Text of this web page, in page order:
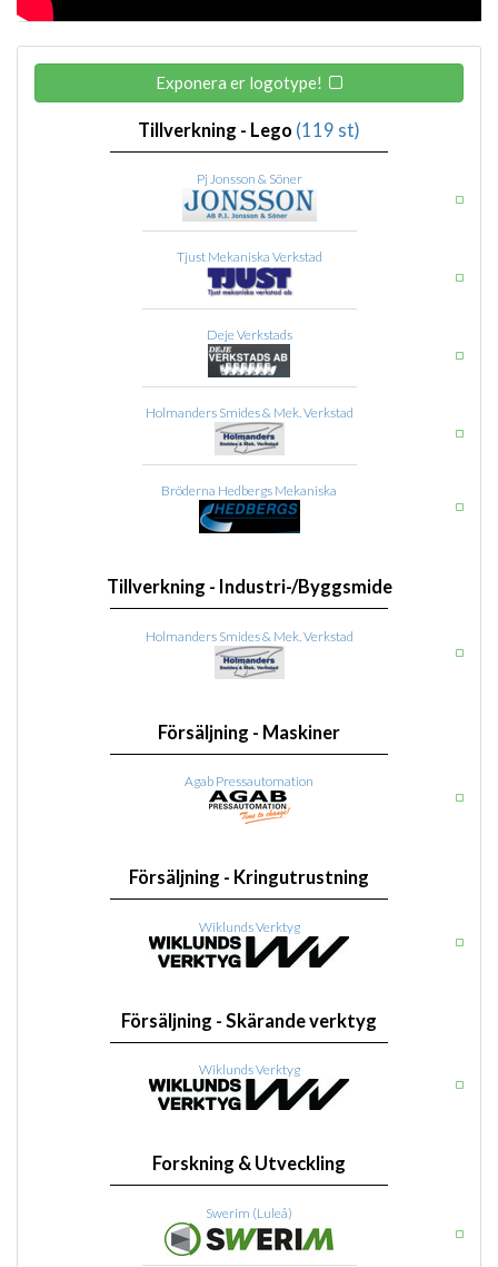
Exponera er logotype!
Tillverkning - Lego (119 st)
Pj Jonsson & Söner
Tjust Mekaniska Verkstad
Deje Verkstads
Holmanders Smides & Mek. Verkstad
Bröderna Hedbergs Mekaniska
Tillverkning - Industri-/Byggsmide
Holmanders Smides & Mek. Verkstad
Försäljning - Maskiner
Agab Pressautomation
Försäljning - Kringutrustning
Wiklunds Verktyg
Försäljning - Skärande verktyg
Wiklunds Verktyg
Forskning & Utveckling
Swerim (Luleå)